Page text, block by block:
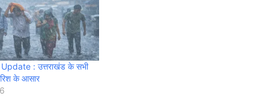
: उत्तराखंड के सभी
के आसार